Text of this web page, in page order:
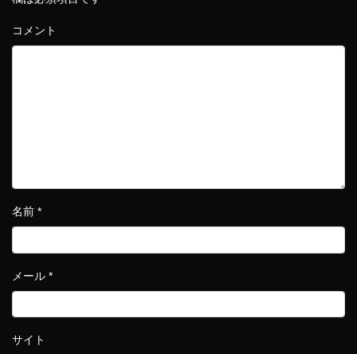
コメント
名前 *
メール *
サイト